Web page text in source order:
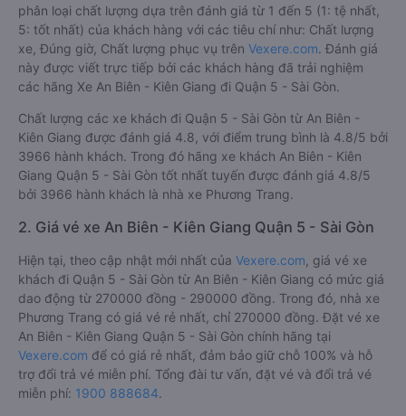
phân loại chất lượng dựa trên đánh giá từ 1 đến 5 (1: tệ nhất,
5: tốt nhất) của khách hàng với các tiêu chí như: Chất lượng
xe, Đúng giờ, Chất lượng phục vụ trên Vexere.com. Đánh giá
này được viết trực tiếp bởi các khách hàng đã trải nghiệm
các hãng Xe An Biên - Kiên Giang đi Quận 5 - Sài Gòn.
Chất lượng các xe khách đi Quận 5 - Sài Gòn từ An Biên -
Kiên Giang được đánh giá 4.8, với điểm trung bình là 4.8/5 bởi
3966 hành khách. Trong đó hãng xe khách An Biên - Kiên
Giang Quận 5 - Sài Gòn tốt nhất tuyến được đánh giá 4.8/5
bởi 3966 hành khách là nhà xe Phương Trang.
2. Giá vé xe An Biên - Kiên Giang Quận 5 - Sài Gòn
Hiện tại, theo cập nhật mới nhất của Vexere.com , giá vé xe
khách đi Quận 5 - Sài Gòn từ An Biên - Kiên Giang có mức giá
dao động từ 270000 đồng - 290000 đồng. Trong đó, nhà xe
Phương Trang có giá vé rẻ nhất, chỉ 270000 đồng. Đặt vé xe
An Biên - Kiên Giang Quận 5 - Sài Gòn chính hãng tại
Vexere.com để có giá rẻ nhất, đảm bảo giữ chỗ 100% và hỗ
trợ đổi trả vé miễn phí. Tổng đài tư vấn, đặt vé và đổi trả vé
miễn phí: 1900 888684.